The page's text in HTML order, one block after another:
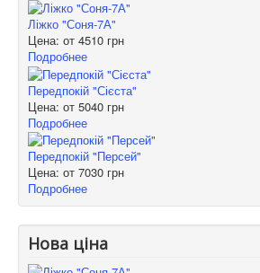
Ліжко "Соня-7А"
Цена: от 4510 грн
Подробнее
Передпокій "Сієста"
Цена: от 5040 грн
Подробнее
Передпокій "Персей"
Цена: от 7030 грн
Подробнее
Нова ціна